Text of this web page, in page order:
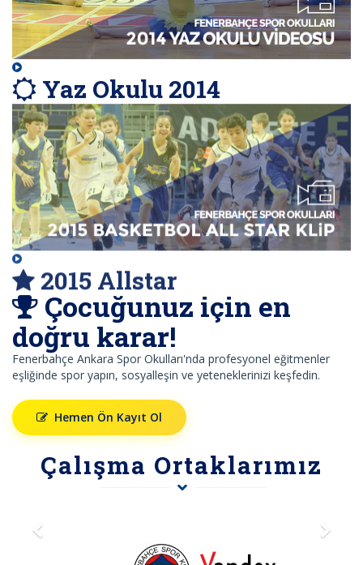
Yaz Okulu 2014
2015 Allstar
Çocuğunuz için en
doğru karar!
Fenerbahçe Ankara Spor Okulları'nda profesyonel eğitmenler
eşliğinde spor yapın, sosyalleşin ve yeteneklerinizi keşfedin.
Hemen Ön Kayıt Ol
Çalışma Ortaklarımız